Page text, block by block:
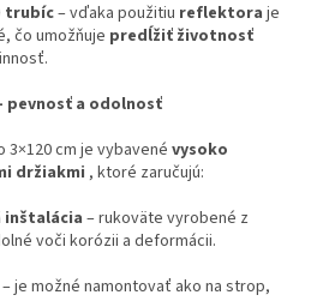
trubíc– vďaka použitiu reflektora je
čo umožňuje predĺžiť životnosť
pevnosť a odolnosť
3×120 cm je vybavené vysoko
držiakmi , ktoré zaručujú:
inštalácia – rukoväte vyrobené z
voči korózii a deformácii.
– je možné namontovať ako na strop,